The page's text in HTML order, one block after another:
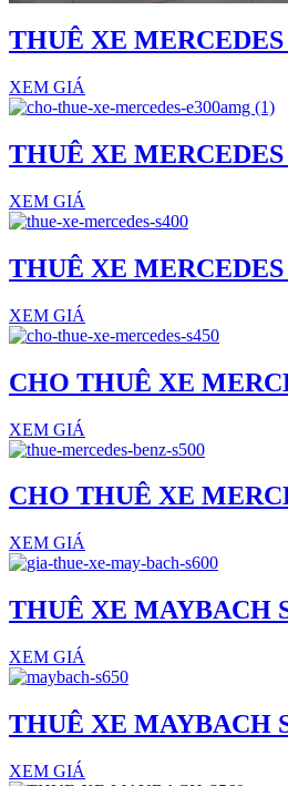
THUÊ XE MERCEDES
XEM GIÁ
THUÊ XE MERCEDES
XEM GIÁ
THUÊ XE MERCEDES
XEM GIÁ
CHO THUÊ XE
XEM GIÁ
CHO THUÊ XE
XEM GIÁ
THUÊ XE MAYBACH
XEM GIÁ
THUÊ XE MAYBACH
XEM GIÁ